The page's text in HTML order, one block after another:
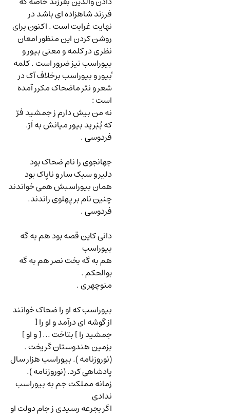
فرزند شاهزاده ای باشد در
نهایت غرابت است . اکنون برای
روشن کردن این منظور امعان
نظری در کلمه و معنی بیور و
بیوراسب نیز ضرور است . کلمه
ٔبیور و بیوراسب برخلاف آک در
شعر و نثر ماضحاک مکرر آمده
است:
نه من بیش دارم ز جمشید فرّ
که بُبْرید بیور میانش به اَرّ.
فردوسی .
جهانجوی را نام ضحاک بود
دلیر و سبک سار و ناپاک بود
همان بیوراسبش همی خواندند
چنین نام بر پهلوی راندند.
فردوسی .
دانی کاین قصه بود هم به گه
بیوراسب
هم به گه بخت نصر هم به گه
بوالحکم .
منوچهری .
بیوراسب که او را ضحاک خوانند
از گوشه ای درآمد و او را [
جمشید را ] بتاخت ... [ و او ]
بزمین هندوستان گریخت .
(نوروزنامه ). بیوراسب هزار سال
پادشاهی کرد. (نوروزنامه ).
زمانه مملکت جم به بیوراسب
ندادی
اگر بجرعه رسیدی ز جام دولت او